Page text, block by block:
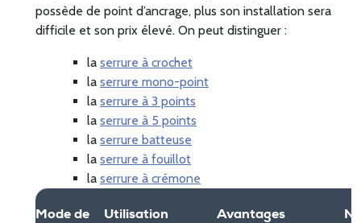
possède de point d’ancrage, plus son installation sera
difficile et son prix élevé. On peut distinguer :
la serrure à crochet
la serrure mono-point
la serrure à 3 points
la serrure à 5 points
la serrure batteuse
la serrure à fouillot
la serrure à crémone
Mode de
Utilisation Avantages